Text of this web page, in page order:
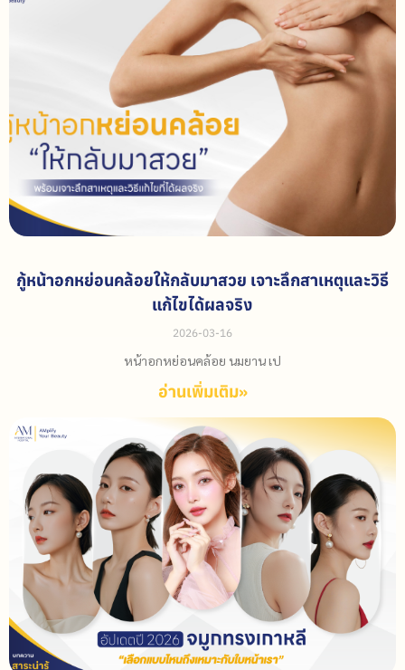
กู้หน้าอกหย่อนคล้อยให้กลับมาสวย เจาะลึกสาเหตุและวิธี
แก้ไขได้ผลจริง
2026-03-16
หน้าอกหย่อนคล้อย นมยาน เป
อ่านเพิ่มเติม»